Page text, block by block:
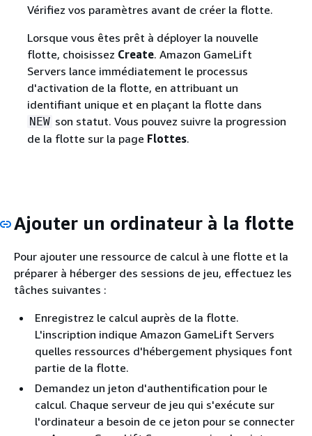
Vérifiez vos paramètres avant de créer la flotte.
Lorsque vous êtes prêt à déployer la nouvelle
flotte, choisissez Create. Amazon GameLift
Servers lance immédiatement le processus
d'activation de la flotte, en attribuant un
identifiant unique et en plaçant la flotte dans
NEW son statut. Vous pouvez suivre la progression
de la flotte sur la page Flottes.
Ajouter un ordinateur à la flotte
Pour ajouter une ressource de calcul à une flotte et la
préparer à héberger des sessions de jeu, effectuez les
tâches suivantes :
Enregistrez le calcul auprès de la flotte.
L'inscription indique Amazon GameLift Servers
quelles ressources d'hébergement physiques font
partie de la flotte.
Demandez un jeton d'authentification pour le
calcul. Chaque serveur de jeu qui s'exécute sur
l'ordinateur a besoin de ce jeton pour se connecter